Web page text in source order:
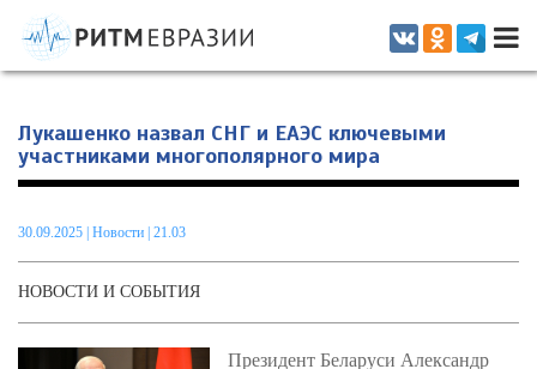
Информационно-аналитическое издание, посвященное актуальным
проблемам интеграции на постсоветском пространстве
Лукашенко назвал СНГ и ЕАЭС ключевыми
участниками многополярного мира
30.09.2025 Новости | 21.03
НОВОСТИ И СОБЫТИЯ
Президент Беларуси Александр